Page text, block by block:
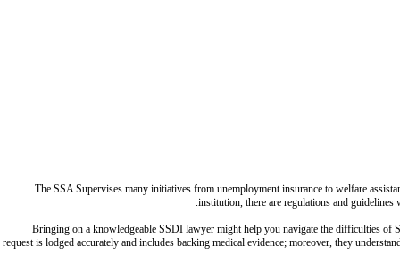
The SSA Supervises many initiatives from unemployment insurance to welfare
institution, there are regulations and
Bringing on a knowledgeable SSDI lawyer might help you navigate the difficulties of
request is lodged accurately and includes backing medical evidence; moreover, they